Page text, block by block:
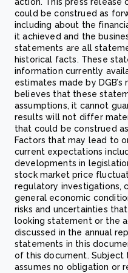
action. This press
could be construed as
including about the
it achieved and the
statements are all
historical facts. These
information currently
estimates made by
believes that these
assumptions, it cannot
results will not differ
that could be construed
Factors that may lead to
current expectations
developments in
stock market price
regulatory investigations,
general economic
risks and uncertainties
looking statement or the
discussed in the annual
statements in this
of this document. Subject
assumes no obligation or